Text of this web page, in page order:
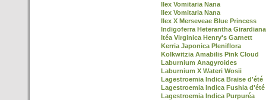
Ilex Vomitaria Nana
Ilex Vomitaria Nana
Ilex X Merseveae Blue Princess
Indigoferra Heterantha Girardiana
Itéa Virginica Henry's Garnett
Kerria Japonica Pleniflora
Kolkwitzia Amabilis Pink Cloud
Laburnium Anagyroides
Laburnium X Wateri Wosii
Lagestroemia Indica Braise d'été
Lagestroemia Indica Fushia d'été
Lagestroemia Indica Purpuréa